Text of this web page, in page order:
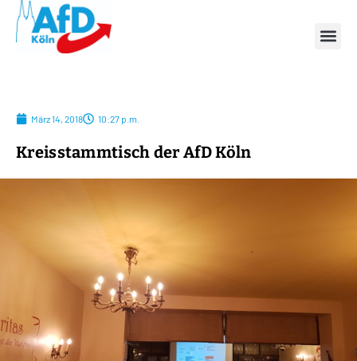
März 14, 2018 10:27 p.m.
Kreisstammtisch der AfD Köln